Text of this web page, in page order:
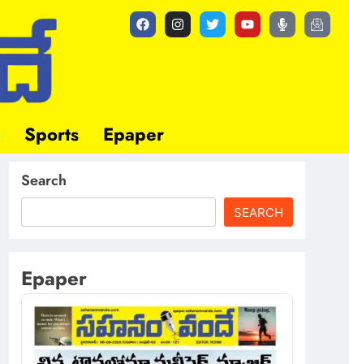
Sports Epaper
Search
SEARCH
Epaper